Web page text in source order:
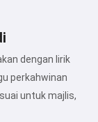
dengan lirik
perkahwinan
untuk majlis,